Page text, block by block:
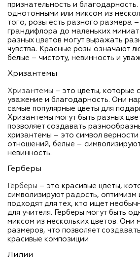
признательность и
однотонными или миксом из
того, розы есть разного размера
грандифлора до маленьких
разных цветов могут выражать
чувства. Красные розы означают
белые – чистоту, невинность и
Хризантемы
Хризантемы – это цветы, которые
уважение и благодарность. Они
самые популярные цветы для
Хризантемы могут быть разных
позволяет создавать
хризантемы – это символ
отношений, белые –
невинность.
Герберы
Герберы – это красивые цветы,
символизируют радость, оптимизм
подходят для тех, кто ищет
для учителя. Герберы могут быть
миксом из нескольких цветов. Они
размеров, что позволяет
красивые композиции
Лилии